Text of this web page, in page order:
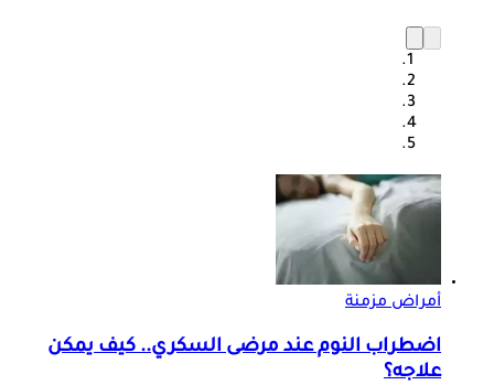
أمراض مزمنة
اضطراب النوم عند مرضى السكري.. كيف يمكن
علاجه؟